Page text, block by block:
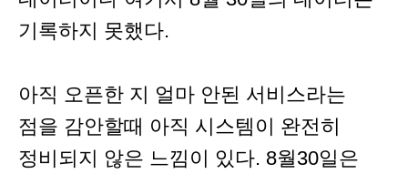
기록하지 못했다.
아직 오픈한 지 얼마 안된 서비스라는
점을 감안할때 아직 시스템이 완전히
정비되지 않은 느낌이 있다. 8월30일은